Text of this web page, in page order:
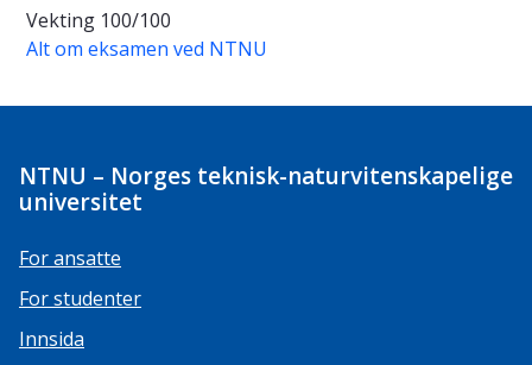
Vekting 100/100
Alt om eksamen ved NTNU
NTNU – Norges teknisk-naturvitenskapelige
universitet
For ansatte
For studenter
Innsida